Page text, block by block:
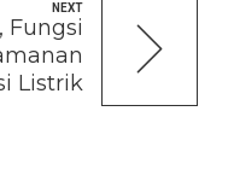
NEXT
Fungsi
Listrik